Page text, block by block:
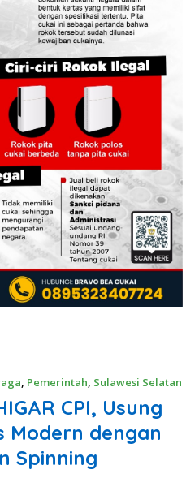
, Pemerintah, Sulawesi Selatan
CPI, Usung
Modern dengan
Spinning